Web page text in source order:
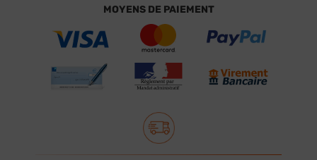
MOYENS DE PAIEMENT